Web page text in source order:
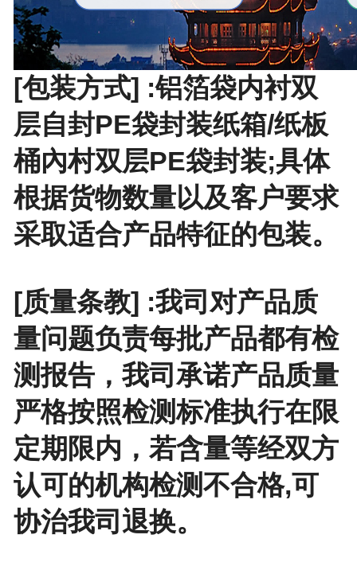
[包装方式] :铝箔袋内衬双
层自封PE袋封装纸箱/纸板
桶內村双层PE袋封装;具体
根据货物数量以及客户要求
采取适合产品特征的包装。
[质量条教] :我司对产品质
量问题负责每批产品都有检
测报告，我司承诺产品质量
严格按照检测标准执行在限
定期限内，若含量等经双方
认可的机构检测不合格,可
协治我司退换。